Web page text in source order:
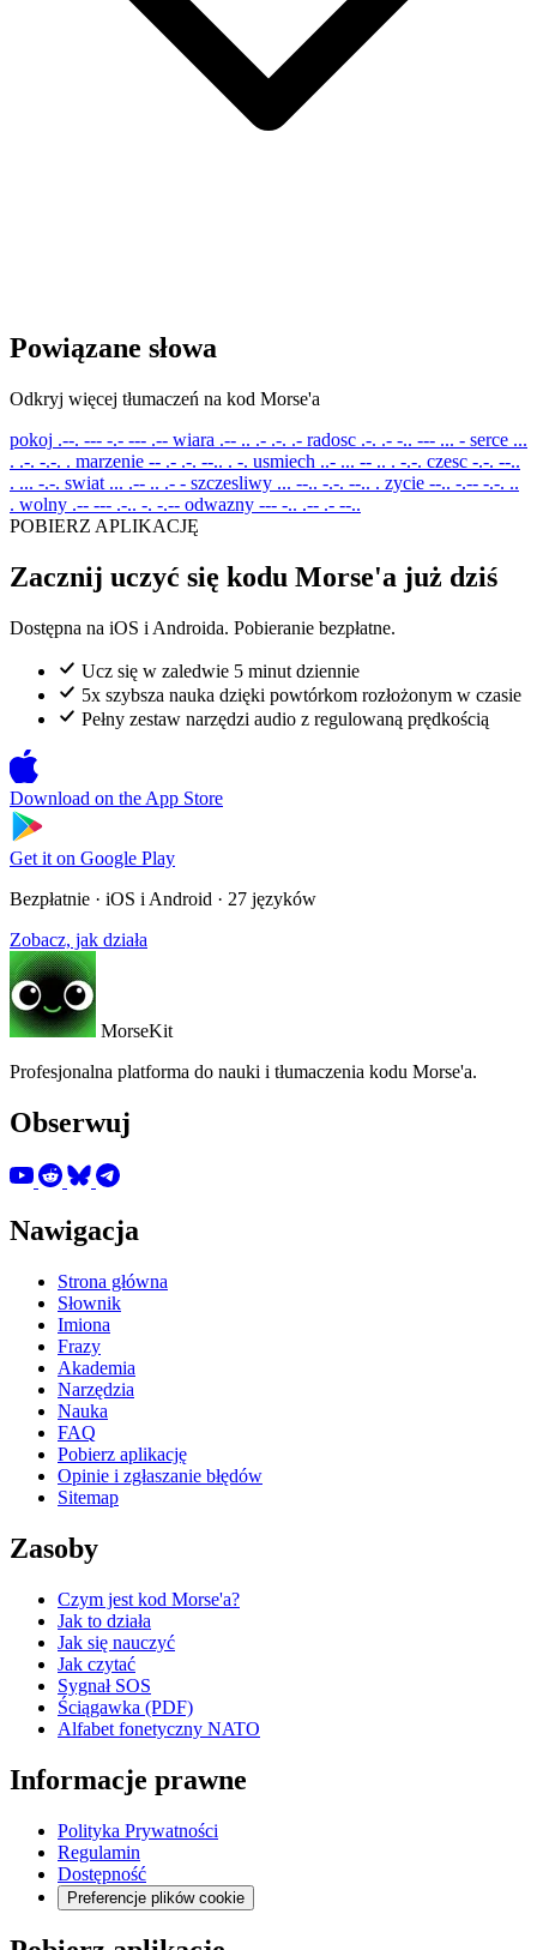
Powiązane słowa
Odkryj więcej tłumaczeń na kod Morse'a
pokoj .--. --- -.- --- .-- wiara .-- .. .- .-. .- radosc .-. .- -.. --- ... - serce ...
. .-. -.-. . marzenie -- .- .-. --.. . -. usmiech ..- ... -- .. . -.-. czesc -.-. --..
. ... -.-. swiat ... .-- .. .- - szczesliwy ... --.. -.-. --.. . zycie --.. -.-- -.-. ..
. wolny .-- --- .-.. -. -.-- odwazny --- -.. .-- .- --..
POBIERZ APLIKACJĘ
Zacznij uczyć się kodu Morse'a już dziś
Dostępna na iOS i Androida. Pobieranie bezpłatne.
Ucz się w zaledwie 5 minut dziennie
5x szybsza nauka dzięki powtórkom rozłożonym w czasie
Pełny zestaw narzędzi audio z regulowaną prędkością
Download on the App Store
Get it on Google Play
Bezpłatnie · iOS i Android · 27 języków
Zobacz, jak działa
MorseKit
Profesjonalna platforma do nauki i tłumaczenia kodu Morse'a.
Obserwuj
Nawigacja
Strona główna
Słownik
Imiona
Frazy
Akademia
Narzędzia
Nauka
FAQ
Pobierz aplikację
Opinie i zgłaszanie błędów
Sitemap
Zasoby
Czym jest kod Morse'a?
Jak to działa
Jak się nauczyć
Jak czytać
Sygnał SOS
Ściągawka (PDF)
Alfabet fonetyczny NATO
Informacje prawne
Polityka Prywatności
Regulamin
Dostępność
Preferencje plików cookie